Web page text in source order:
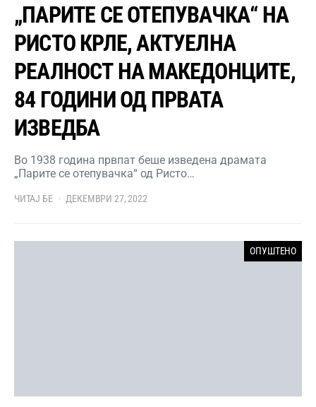
„ПАРИТЕ СЕ ОТЕПУВАЧКА“ НА
РИСТО КРЛЕ, АКТУЕЛНА
РЕАЛНОСТ НА МАКЕДОНЦИТЕ,
84 ГОДИНИ ОД ПРВАТА
ИЗВЕДБА
Во 1938 година првпат беше изведена драмата
„Парите се отепувачка“ од Ристо…
ЧИТАЈ БЕ ДЕКЕМВРИ 27, 2022
ОПУШТЕНО